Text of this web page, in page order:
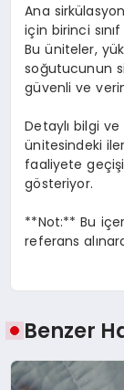
Ana
için birinci
Bu üniteler,
soğutucunun
güvenli ve
Detaylı bilgi ve
ünitesindeki
faaliyete
gösteriyor.
**Not:** Bu
referans
Benzer